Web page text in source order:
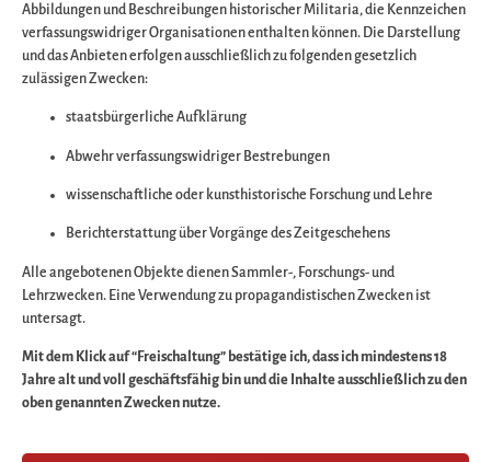
Entschuldigen Sie
bitte die
Wir arbeiten an
großartigen Sache
schauen Sie bald
wieder vorbei!
Abbildungen und Beschreibungen historischer Militaria, die Kennzeichen
verfassungswidriger Organisationen enthalten können. Die Darstellung
und das Anbieten erfolgen ausschließlich zu folgenden gesetzlich
zulässigen Zwecken:
staatsbürgerliche Aufklärung
Abwehr verfassungswidriger Bestrebungen
wissenschaftliche oder kunsthistorische Forschung und Lehre
Berichterstattung über Vorgänge des Zeitgeschehens
Alle angebotenen Objekte dienen Sammler-, Forschungs- und
Lehrzwecken. Eine Verwendung zu propagandistischen Zwecken ist
untersagt.
Mit dem Klick auf “Freischaltung” bestätige ich, dass ich mindestens 18
Jahre alt und voll geschäftsfähig bin und die Inhalte ausschließlich zu den
oben genannten Zwecken nutze.